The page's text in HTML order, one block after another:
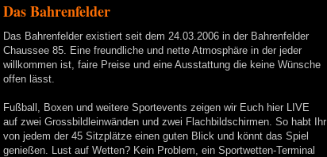
Das Bahrenfelder
Das Bahrenfelder existiert seit dem 24.03.2006 in der Bahrenfelder
Chaussee 85. Eine freundliche und nette Atmosphäre in der jeder
willkommen ist, faire Preise und eine Ausstattung die keine Wünsche
offen lässt.
Fußball, Boxen und weitere Sportevents zeigen wir Euch hier LIVE
auf zwei Grossbildleinwänden und zwei Flachbildschirmen. So habt Ihr
von jedem der 45 Sitzplätze einen guten Blick und könnt das Spiel
genießen. Lust auf Wetten? Kein Problem, ein Sportwetten-Terminal